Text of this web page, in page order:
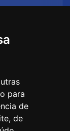
para
de
de
para
reforzar su